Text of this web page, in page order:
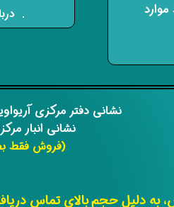
​​نشانی دفتر مرکزی
نشانی انبار
(فروش فقط
دلیل حجم بالای تماس
.